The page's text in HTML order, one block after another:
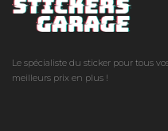
Le spécialiste du sticker pour tous
meilleurs prix en plus !